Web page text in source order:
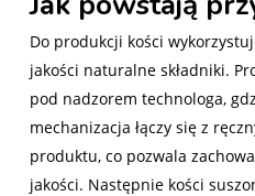
Do produkcji kości
jakości naturalne składniki.
pod nadzorem technologa,
mechanizacja łączy się z
produktu, co pozwala
jakości. Następnie kości